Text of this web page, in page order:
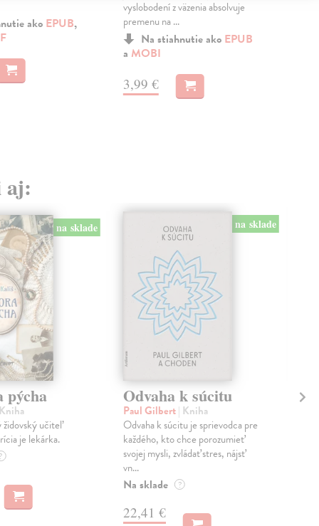
ako EPUB,
vyslobodení z väzenia absolvuje
premenu na ...
Na stiahnutie ako EPUB
a MOBI
3,99 €
aj:
na sklade
pýcha
učiteľ
je lekárka.
na sklade
Odvaha k súcitu
Paul Gilbert| Kniha
Odvaha k súcitu je sprievodca pre
každého, kto chce porozumieť
svojej mysli, zvládať stres, nájsť
vn...
Na sklade ?
22,41 €